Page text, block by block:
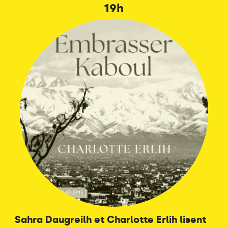
19h
Sahra Daugreilh et Charlotte Erlih lisent